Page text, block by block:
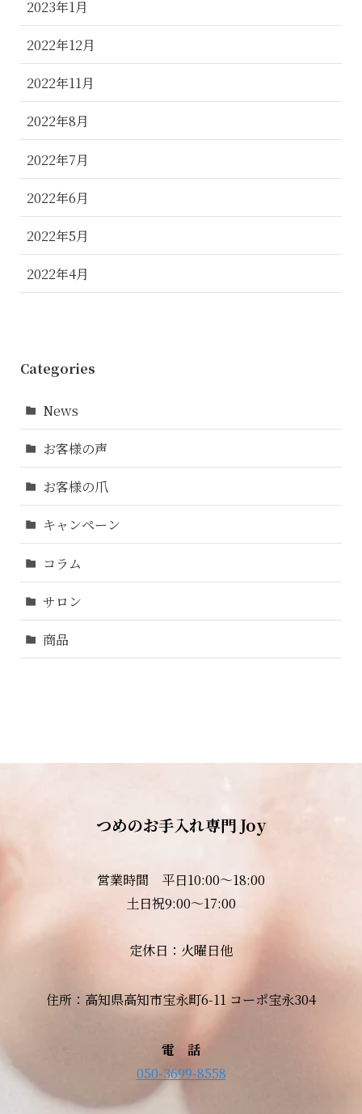
2023年1月
2022年12月
2022年11月
2022年8月
2022年7月
2022年6月
2022年5月
2022年4月
Categories
News
お客様の声
お客様の爪
キャンペーン
コラム
サロン
商品
つめのお手入れ専門 Joy
営業時間 平日10:00～18:00
土日祝9:00～17:00
定休日：火曜日他
住所：高知県高知市宝永町6-11 コーポ宝永304
電 話
050-3699-8558